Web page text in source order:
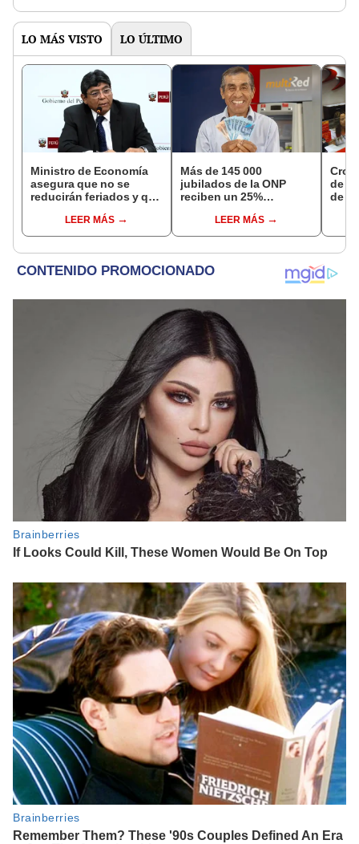
LO MÁS VISTO LO ÚLTIMO
Ministro de Economía
asegura que no se
reducirán feriados y que
aumentará en dos
etapas
LEER MÁS
Más de 145 000
jubilados de la ONP
reciben un 25%
en agostoLEER MÁS
de
de